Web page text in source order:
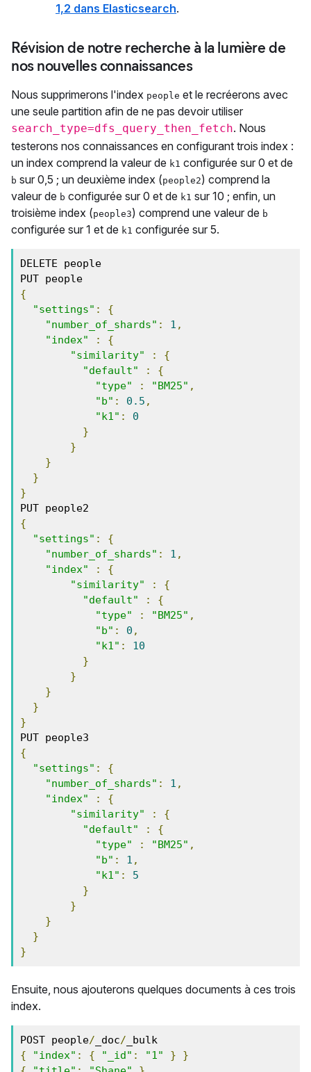
1,2 dans Elasticsearch.
Révision de notre recherche à la lumière de
nos nouvelles connaissances
Nous supprimerons l'index people et le recréerons avec
une seule partition afin de ne pas devoir utiliser
search_type=dfs_query_then_fetch. Nous
testerons nos connaissances en configurant trois index :
un index comprend la valeur de k1 configurée sur 0 et de
b sur 0,5 ; un deuxième index (people2) comprend la
valeur de b configurée sur 0 et de k1 sur 10 ; enfin, un
troisième index (people3) comprend une valeur de b
configurée sur 1 et de k1 configurée sur 5.
DELETE people
{
"settings" :
{
"number_of_shards" : 1 ,
"index"
:
{
"similarity"
:
{
"default"
:
{
"type"
: "BM25" ,
"b" : 0.5 ,
"k1" :
0
}
}
}
}
}
{
"settings" :
{
"number_of_shards" : 1 ,
"index"
:
{
"similarity"
:
{
"default"
:
{
"type"
: "BM25" ,
"b" : 0 ,
"k1" :
10
}
}
}
}
}
{
"settings" :
{
"number_of_shards" : 1 ,
"index"
:
{
"similarity"
:
{
"default"
:
{
"type"
: "BM25" ,
"b" : 1 ,
"k1" :
5
}
}
}
}
}
Ensuite, nous ajouterons quelques documents à ces trois
index.
POST people/ _doc/
{
"index" : { "_id" : "1" }
}